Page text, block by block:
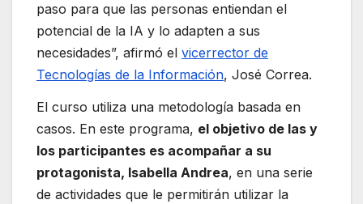
paso para que las personas entiendan el
potencial de la IA y lo adapten a sus
necesidades”, afirmó el vicerrector de
Tecnologías de la Información, José Correa.
El curso utiliza una metodología basada en
casos. En este programa, el objetivo de las y
los participantes es acompañar a su
protagonista, Isabella Andrea, en una serie
de actividades que le permitirán utilizar la